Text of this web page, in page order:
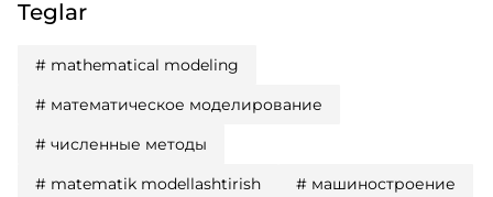
Teglar
# mathematical modeling
# математическое моделирование
# численные методы
# matematik modellashtirish # машиностроение